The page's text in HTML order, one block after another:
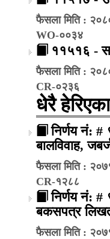
फैसला मिति :
WO-००३४
११५१६ -
फैसला मिति :
CR-०२३६
धेरै
निर्णय नं:
बालविवाह,
फैसला मिति :
CR-१२८८
निर्णय नं:
बकसपत्र
फैसला मिति :